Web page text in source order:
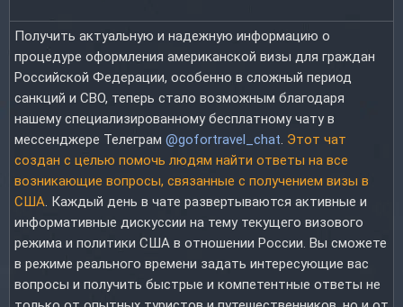
Получить актуальную и надежную информацию о
процедуре оформления американской визы для граждан
Российской Федерации, особенно в сложный период
санкций и СВО, теперь стало возможным благодаря
нашему специализированному бесплатному чату в
мессенджере Телеграм @gofortravel_chat Этот чат
создан с целью помочь людям найти ответы на все
возникающие вопросы, связанные с получением визы в
США . Каждый день в чате развертываются активные и
информативные дискуссии на тему текущего визового
режима и политики США в отношении России. Вы сможете
в режиме реального времени задать интересующие вас
вопросы и получить быстрые и компетентные ответы не